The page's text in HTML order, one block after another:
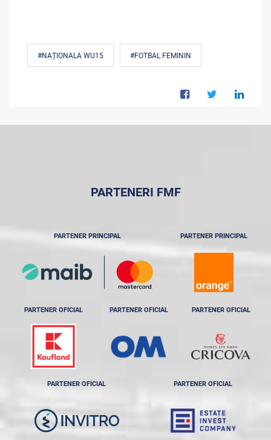
#NAȚIONALA WU15 #FOTBAL FEMININ
PARTENERI FMF
PARTENER PRINCIPAL PARTENER PRINCIPAL
PARTENER OFICIAL PARTENER OFICIAL PARTENER OFICIAL
PARTENER OFICIAL PARTENER OFICIAL